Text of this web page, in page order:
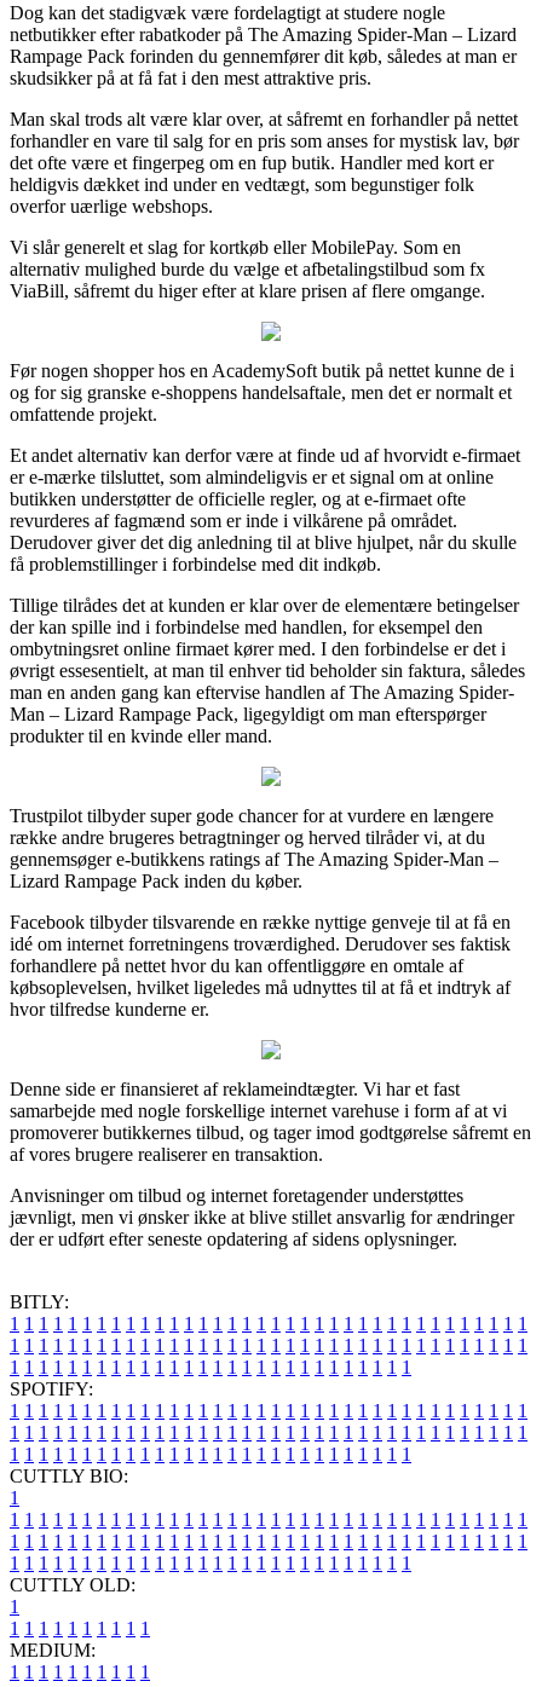
Dog kan det stadigvæk være fordelagtigt at studere nogle
netbutikker efter rabatkoder på The Amazing Spider-Man – Lizard
Rampage Pack forinden du gennemfører dit køb, således at man er
skudsikker på at få fat i den mest attraktive pris.
Man skal trods alt være klar over, at såfremt en forhandler på nettet
forhandler en vare til salg for en pris som anses for mystisk lav, bør
det ofte være et fingerpeg om en fup butik. Handler med kort er
heldigvis dækket ind under en vedtægt, som begunstiger folk
overfor uærlige webshops.
Vi slår generelt et slag for kortkøb eller MobilePay. Som en
alternativ mulighed burde du vælge et afbetalingstilbud som fx
ViaBill, såfremt du higer efter at klare prisen af flere omgange.
Før nogen shopper hos en AcademySoft butik på nettet kunne de i
og for sig granske e-shoppens handelsaftale, men det er normalt et
omfattende projekt.
Et andet alternativ kan derfor være at finde ud af hvorvidt e-firmaet
er e-mærke tilsluttet, som almindeligvis er et signal om at online
butikken understøtter de officielle regler, og at e-firmaet ofte
revurderes af fagmænd som er inde i vilkårene på området.
Derudover giver det dig anledning til at blive hjulpet, når du skulle
få problemstillinger i forbindelse med dit indkøb.
Tillige tilrådes det at kunden er klar over de elementære betingelser
der kan spille ind i forbindelse med handlen, for eksempel den
ombytningsret online firmaet kører med. I den forbindelse er det i
øvrigt essesentielt, at man til enhver tid beholder sin faktura, således
man en anden gang kan eftervise handlen af The Amazing Spider-
Man – Lizard Rampage Pack, ligegyldigt om man efterspørger
produkter til en kvinde eller mand.
Trustpilot tilbyder super gode chancer for at vurdere en længere
række andre brugeres betragtninger og herved tilråder vi, at du
gennemsøger e-butikkens ratings af The Amazing Spider-Man –
Lizard Rampage Pack inden du køber.
Facebook tilbyder tilsvarende en række nyttige genveje til at få en
idé om internet forretningens troværdighed. Derudover ses faktisk
forhandlere på nettet hvor du kan offentliggøre en omtale af
købsoplevelsen, hvilket ligeledes må udnyttes til at få et indtryk af
hvor tilfredse kunderne er.
Denne side er finansieret af reklameindtægter. Vi har et fast
samarbejde med nogle forskellige internet varehuse i form af at vi
promoverer butikkernes tilbud, og tager imod godtgørelse såfremt en
af vores brugere realiserer en transaktion.
Anvisninger om tilbud og internet foretagender understøttes
jævnligt, men vi ønsker ikke at blive stillet ansvarlig for ændringer
der er udført efter seneste opdatering af sidens oplysninger.
BITLY:
1 1 1 1 1 1 1 1 1 1 1 1 1 1 1 1 1 1 1 1 1 1 1 1 1 1 1 1 1 1 1 1 1 1 1 1
1 1 1 1 1 1 1 1 1 1 1 1 1 1 1 1 1 1 1 1 1 1 1 1 1 1 1 1 1 1 1 1 1 1 1 1
1 1 1 1 1 1 1 1 1 1 1 1 1 1 1 1 1 1 1 1 1 1 1 1 1 1 1 1
SPOTIFY:
1 1 1 1 1 1 1 1 1 1 1 1 1 1 1 1 1 1 1 1 1 1 1 1 1 1 1 1 1 1 1 1 1 1 1 1
1 1 1 1 1 1 1 1 1 1 1 1 1 1 1 1 1 1 1 1 1 1 1 1 1 1 1 1 1 1 1 1 1 1 1 1
1 1 1 1 1 1 1 1 1 1 1 1 1 1 1 1 1 1 1 1 1 1 1 1 1 1 1 1
CUTTLY BIO:
1
1 1 1 1 1 1 1 1 1 1 1 1 1 1 1 1 1 1 1 1 1 1 1 1 1 1 1 1 1 1 1 1 1 1 1 1
1 1 1 1 1 1 1 1 1 1 1 1 1 1 1 1 1 1 1 1 1 1 1 1 1 1 1 1 1 1 1 1 1 1 1 1
1 1 1 1 1 1 1 1 1 1 1 1 1 1 1 1 1 1 1 1 1 1 1 1 1 1 1 1
CUTTLY OLD:
1
1 1 1 1 1 1 1 1 1 1
MEDIUM:
1 1 1 1 1 1 1 1 1 1